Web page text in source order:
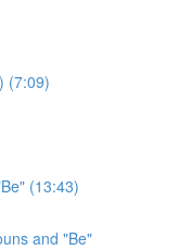
(7:09)
(13:43)
and "Be"